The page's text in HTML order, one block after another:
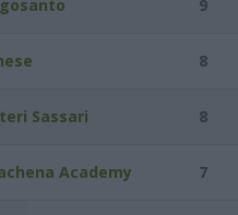
9
8
Sassari 8
Academy 7